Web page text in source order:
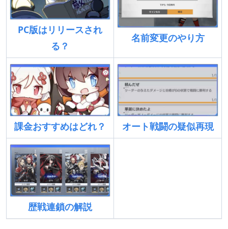
PC版はリリースされ
る？
名前変更のやり方
課金おすすめはどれ？ オート戦闘の疑似再現
歴戦連鎖の解説